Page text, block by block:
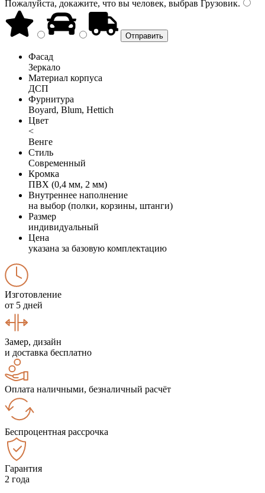
Пожалуйста, докажите, что вы человек, выбрав Грузовик.
Фасад
Зеркало
Материал корпуса
ДСП
Фурнитура
Boyard, Blum, Hettich
Цвет
<
Венге
Стиль
Современный
Кромка
ПВХ (0,4 мм, 2 мм)
Внутреннее наполнение
на выбор (полки, корзины, штанги)
Размер
индивидуальный
Цена
указана за базовую комплектацию
Изготовление
от 5 дней
Замер, дизайн
и доставка бесплатно
Оплата наличными, безналичный расчёт
Беспроцентная рассрочка
Гарантия
2 года